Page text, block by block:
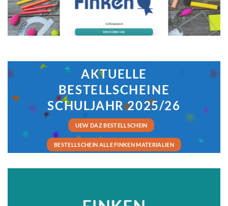
in Österreich
MEHR ÜBER UNS
AKTUELLE
BESTELLSCHEINE
SCHULJAHR 2025/26
UEW DAZ BESTELLSCHEIN
BESTELLSCHEIN ALLE FINKEN MATERIALIEN